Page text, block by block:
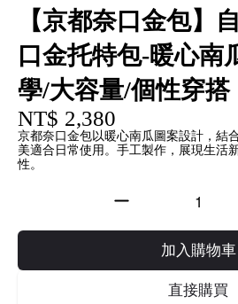
【京都奈口金包】
口金托特包-暖心南
學/大容量/個性穿搭
NT$ 2,380
京都奈口金包以暖心南瓜圖案設計，結
美適合日常使用。手工製作，展現生活
性。
加入購物車
直接購買